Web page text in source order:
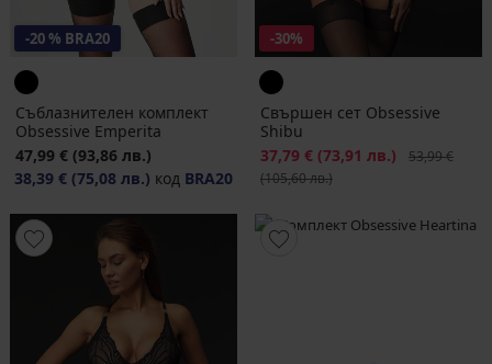
-20 % BRA20
Съблазнителен комплект
Obsessive Emperita
47,99 € (93,86 лв.)
38,39 € (75,08 лв.) код BRA20
-30%
Свършен сет Obsessive
Shibu
Намаление
37,79 € (73,91 лв.)
53,99 €
(105,60 лв.)